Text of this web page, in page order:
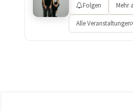
Folgen Mehr
Alle Veranstaltungen